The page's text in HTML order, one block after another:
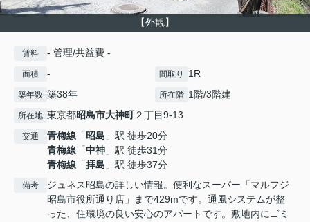
【外観】
賃料 - 管理/共益費 -
面積 - 間取り 1R
築年数 築38年 所在階 1階/3階建
所在地 東京都昭島市大神町２丁目9-13
交通 青梅線 「昭島 」駅 徒歩20分
青梅線 「中神 」駅 徒歩31分
青梅線 「拝島 」駅 徒歩37分
備考
ジュネス昭島の詳しい情報。便利なスーパー「マルフジ
昭島市役所通り店」まで429mです。通風システムが整
った、住環境の良い安心のアパートです。敷地内にゴミ